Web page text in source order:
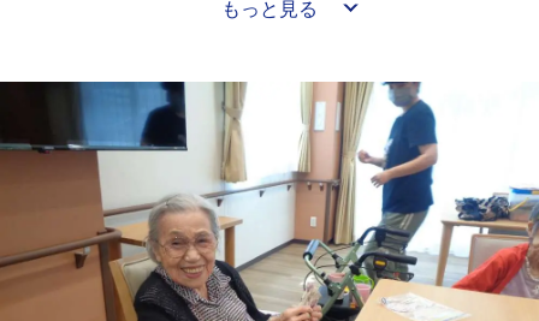
ムコーヒー☕️」をお出ししております。コーヒーでホッ
「美味しい！」と皆様におっしゃって頂いております
🙇‍♀️
その後朝のご挨拶をしてラジオ体操です。
朝のリラックスするひと時です🥰
もっと見る